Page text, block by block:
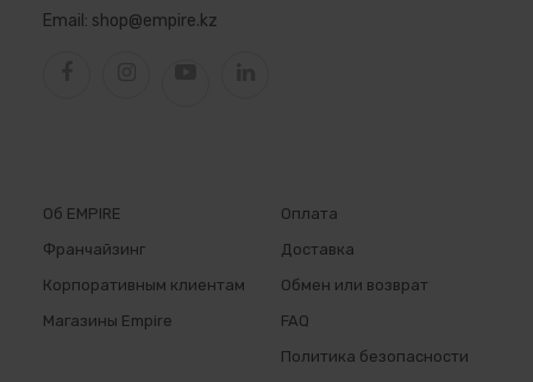
Email: shop@empire.kz
Об EMPIRE
Франчайзинг
Корпоративным клиентам
Магазины Empire
Оплата
Доставка
Обмен или возврат
FAQ
Политика безопасности